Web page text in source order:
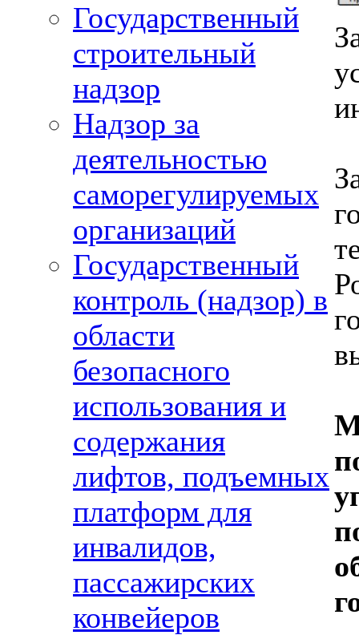
Государственный
строительный
надзор
Надзор за
деятельностью
саморегулируемых
организаций
Государственный
контроль (надзор) в
области
безопасного
использования и
содержания
лифтов, подъемных
платформ для
инвалидов,
пассажирских
конвейеров